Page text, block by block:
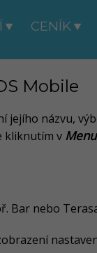
CENÍK
Mobile
názvu,
kliknutím v Menu
Bar nebo